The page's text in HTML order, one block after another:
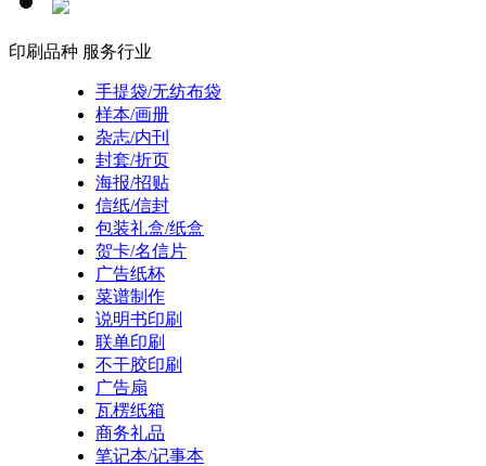
印刷品种 服务行业
手提袋/无纺布袋
样本/画册
杂志/内刊
封套/折页
海报/招贴
信纸/信封
包装礼盒/纸盒
贺卡/名信片
广告纸杯
菜谱制作
说明书印刷
联单印刷
不干胶印刷
广告扇
瓦楞纸箱
商务礼品
笔记本/记事本